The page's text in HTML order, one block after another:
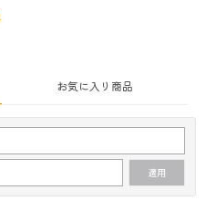
お気に入り商品